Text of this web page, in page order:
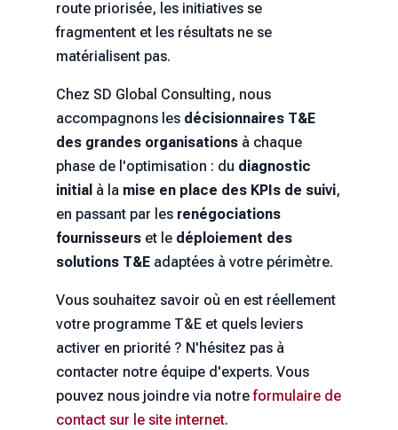
route priorisée, les initiatives se
fragmentent et les résultats ne se
matérialisent pas.
Chez SD Global Consulting, nous
accompagnons les décisionnaires T&E
des grandes organisationsà chaque
phase de l'optimisation : du diagnostic
initial à la mise en place des KPIs de suivi,
en passant par les renégociations
fournisseurset le déploiement des
solutions T&Eadaptées à votre périmètre.
Vous souhaitez savoir où en est réellement
votre programme T&E et quels leviers
activer en priorité ? N'hésitez pas à
contacter notre équipe d'experts. Vous
pouvez nous joindre via notreformulaire de
contact sur le site internet.